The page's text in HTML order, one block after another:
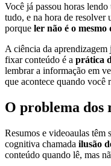
Você já passou horas
tudo, e na hora de resolver
porque ler não é o
A ciência da
fixar conteúdo é a prática
lembrar a informação em
que acontece quando você
O problema dos
Resumos e videoaulas têm
cognitiva chamada ilusão
conteúdo quando lê, mas